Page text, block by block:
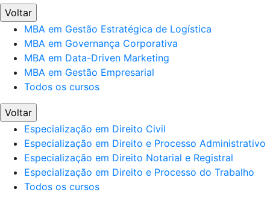
Voltar
MBA em Gestão Estratégica de Logística
MBA em Governança Corporativa
MBA em Data-Driven Marketing
MBA em Gestão Empresarial
Todos os cursos
Voltar
Especialização em Direito Civil
Especialização em Direito e Processo Administrativo
Especialização em Direito Notarial e Registral
Especialização em Direito e Processo do Trabalho
Todos os cursos